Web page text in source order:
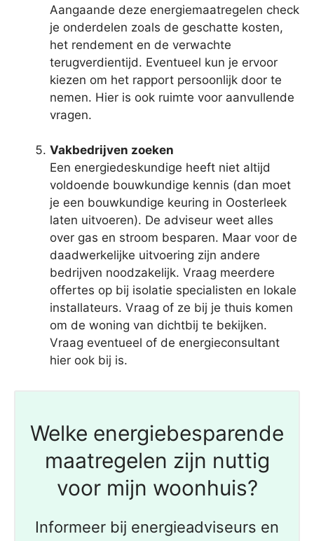
Aangaande deze energiemaatregelen check
je onderdelen zoals de geschatte kosten,
het rendement en de verwachte
terugverdientijd. Eventueel kun je ervoor
kiezen om het rapport persoonlijk door te
nemen. Hier is ook ruimte voor aanvullende
vragen.
Vakbedrijven zoeken
Een energiedeskundige heeft niet altijd
voldoende bouwkundige kennis (dan moet
je een bouwkundige keuring in Oosterleek
laten uitvoeren). De adviseur weet alles
over gas en stroom besparen. Maar voor de
daadwerkelijke uitvoering zijn andere
bedrijven noodzakelijk. Vraag meerdere
offertes op bij isolatie specialisten en lokale
installateurs. Vraag of ze bij je thuis komen
om de woning van dichtbij te bekijken.
Vraag eventueel of de energieconsultant
hier ook bij is.
Welke energiebesparende
maatregelen zijn nuttig
voor mijn woonhuis?
Informeer bij energieadviseurs en